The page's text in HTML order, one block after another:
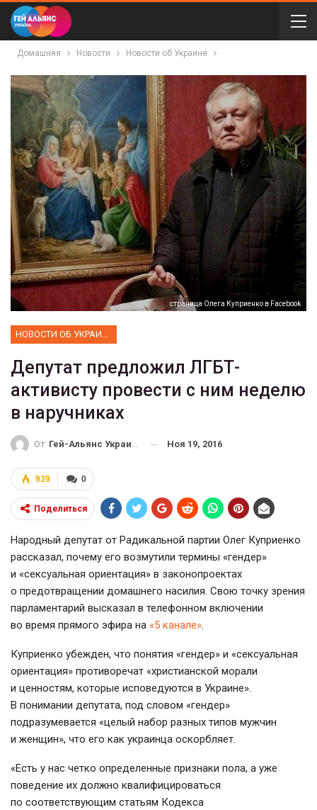
Домашняя Новости Новости об Украине
страница Олега Куприенко в Facebook
Депутат предложил ЛГБТ-
активисту провести с ним неделю
в наручниках
От Гей-Альянс Украина Ноя 19, 2016
0
939
Поделиться
Народный депутат от Радикальной партии Олег Куприенко
рассказал, почему его возмутили термины «гендер»
и «сексуальная ориентация» в законопроектах
о предотвращении домашнего насилия. Свою точку зрения
парламентарий высказал в телефонном включении
во время прямого эфира на «5 канале».
Куприенко убежден, что понятия «гендер» и «сексуальная
ориентация» противоречат «христианской морали
и ценностям, которые исповедуются в Украине».
В понимании депутата, под словом «гендер»
подразумевается «целый набор разных типов мужчин
и женщин», что его как украинца оскорбляет.
«Есть у нас четко определенные признаки пола, а уже
поведение их должно квалифицироваться
по соответствующим статьям Кодекса